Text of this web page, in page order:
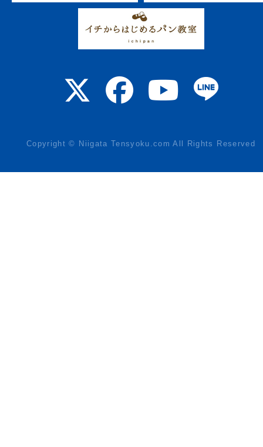
Copyright © Niigata Tensyoku.com All Rights Reserved